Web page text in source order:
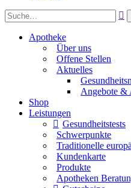
Apotheke
Über uns
Offene Stellen
Aktuelles
Angebote &
Shop
Leistungen
Gesundheitstests
Schwerpunkte
Traditionelle
Kundenkarte
Produkte
Apotheken